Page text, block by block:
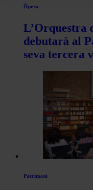
Òpera
L’Orquestra
debutarà al
seva tercera
Patrimoni